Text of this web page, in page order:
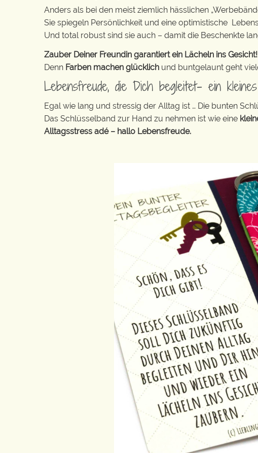
Anders als bei den meist ziemlich hässlichen
Sie spiegeln Persönlichkeit und eine optimistische
Und total robust sind sie auch – damit die Beschenkte
Zauber Deiner Freundin garantiert ein Lächeln ins Gesicht!
Denn Farben machen glücklich und buntgelaunt geht
Lebensfreude, die Dich begleitet- ein
Egal wie lang und stressig der Alltag ist … Die bunten
Das Schlüsselband zur Hand zu nehmen ist wie eine
Alltagsstress adé – hallo Lebensfreude.